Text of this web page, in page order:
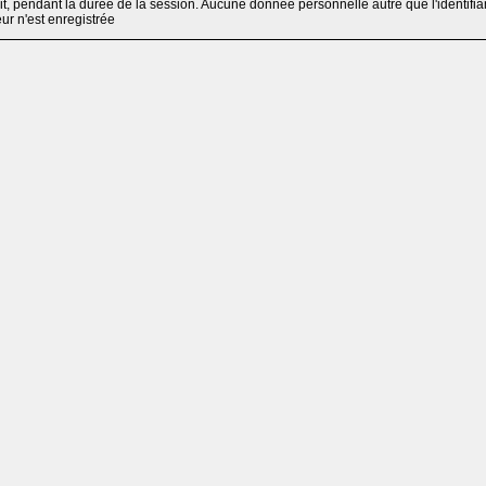
pendant la durée de la session. Aucune donnée personnelle autre que
n'est enregistrée